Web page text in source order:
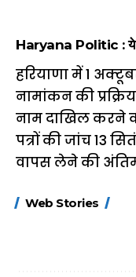
Haryana Politic : ये
हरियाणा में 1
नामांकन की
नाम दाखिल करने
पत्रों की जांच 13
वापस लेने की
Web Stories
FASTag के ये नए